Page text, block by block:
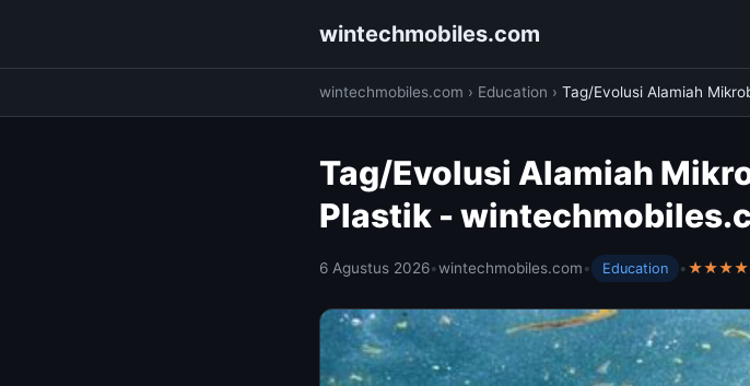
wintechmobiles.com
wintechmobiles.com › Education › Tag/Evolusi Alamiah
Tag/Evolusi Alamiah
Plastik -
6 Agustus 2026•wintechmobiles.com• Education •★★★★☆